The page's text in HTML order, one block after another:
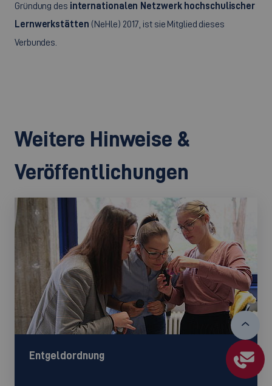
Gründung des internationalen Netzwerk hochschulischer
Lernwerkstätten (NeHle) 2017, ist sie Mitglied dieses
Verbundes.
Weitere Hinweise &
Veröffentlichungen
Entgeldordnung